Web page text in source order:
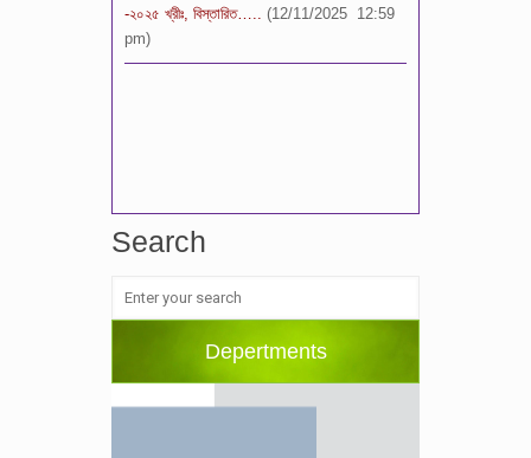
pm)
Search
Depertments